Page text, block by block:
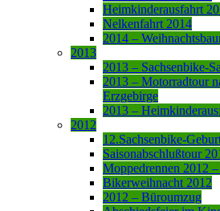
Heimkinderausfahrt
Nelkenfahrt 2014
2014 –
2013
2013 – Sachsenbike-
2013 – Motorradtour
Erzgebirge
2013 –
2012
12.Sachsenbike-
Saisonabschlußtour
Moppedrennen 2012
Bikerweihnacht 2012
2012 – Büroumzug